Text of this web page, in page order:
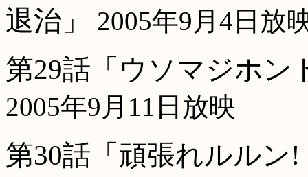
退治」
2005年9月4日放
第29話「ウソマジホン
2005年9月11日放映
第30話「頑張れルルン